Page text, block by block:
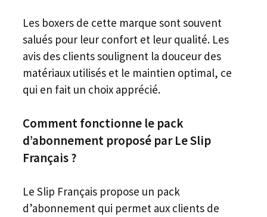
Les boxers de cette marque sont souvent
salués pour leur confort et leur qualité. Les
avis des clients soulignent la douceur des
matériaux utilisés et le maintien optimal, ce
qui en fait un choix apprécié.
Comment fonctionne le pack
d’abonnement proposé par Le Slip
Français ?
Le Slip Français propose un pack
d’abonnement qui permet aux clients de